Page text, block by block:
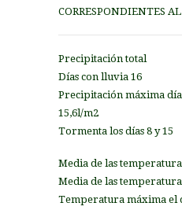
CORRESPONDIENTES
Precipitación
Días con lluvia 16
Precipitación
15,6l/m2
Tormenta los
Media de las
Media de las
Temperatura